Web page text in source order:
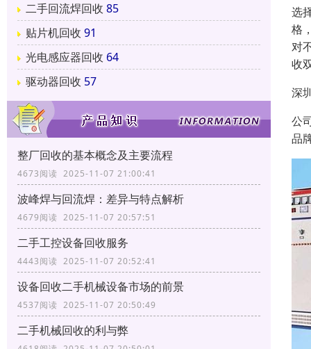
二手回流焊回收 85
贴片机回收 91
光电感应器回收 64
驱动器回收 57
整厂回收的基本概念及主要流程
4673阅读 2025-11-07 21:00:41
波峰焊与回流焊：差异与特点解析
4679阅读 2025-11-07 20:57:51
二手工控设备回收服务
4443阅读 2025-11-07 20:52:41
设备回收二手机械设备市场的前景
4537阅读 2025-11-07 20:50:49
二手机械回收的利与弊
选
格
对
收
深
公
品